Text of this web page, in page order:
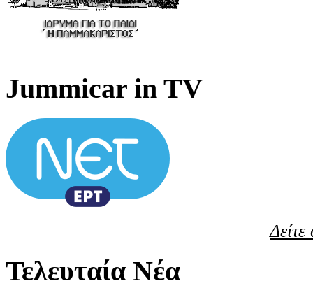
Jummicar in TV
Τελευταία Νέα